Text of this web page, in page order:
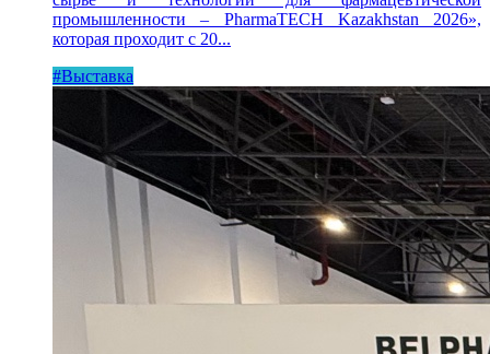
промышленности – PharmaTECH Kazakhstan 2026»,
которая проходит с 20...
#Выставка